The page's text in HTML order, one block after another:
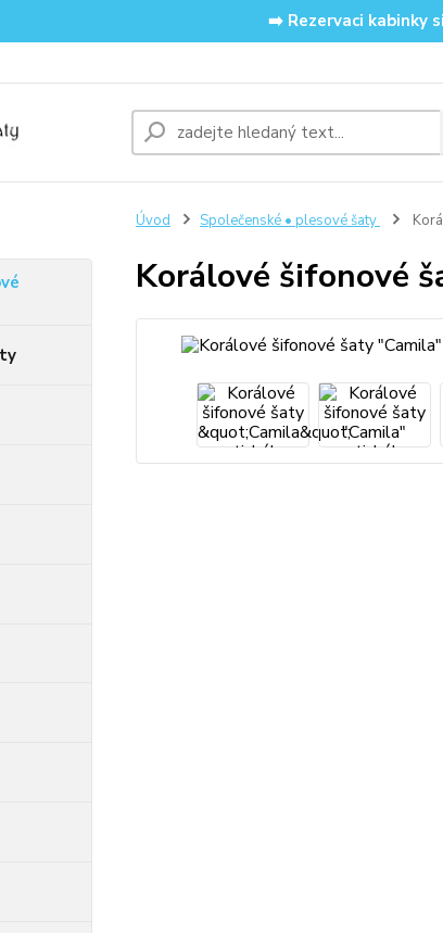
➡️ Rezervaci kabinky
Úvod Společenské • plesové šaty
Korálové šifonové